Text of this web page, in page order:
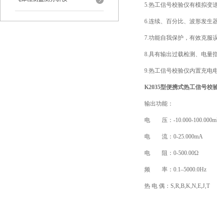
5.热工信号校验仪有模拟变
6.连续、百分比、波形发生
7.功能自我保护，有效克服
8.具有输出过载检测、电量
9.热工信号校验仪内置充电
K2035型便携式热工信号校
输出功能：
电 压：-10.000-
电 流：0-25.000mA
电 阻：0-500.00Ω
频 率：0.1–5000.0Hz
热 电 偶：S,R,B,K,N,E,J,T